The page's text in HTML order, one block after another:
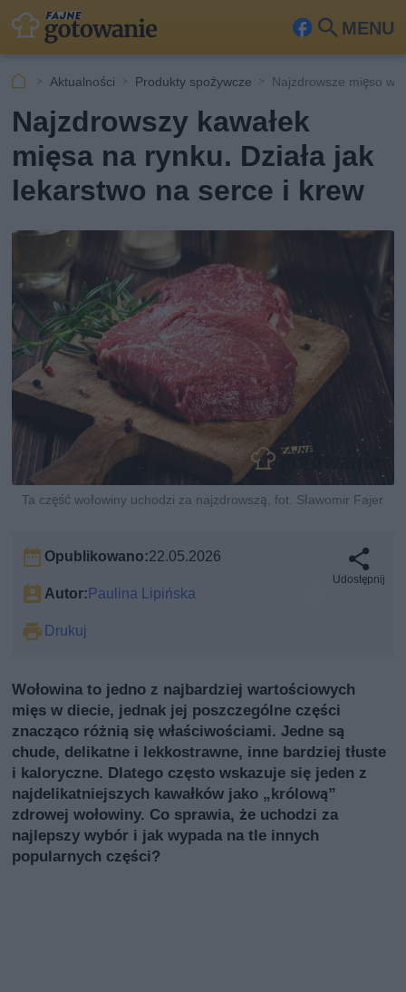
MENU
Fa
ook
Szu
Aktualności Produkty spożywcze Najzdrowsze mięso
Najzdrowszy kawałek
mięsa na rynku. Działa jak
lekarstwo na serce i krew
Ta część wołowiny uchodzi za najzdrowszą, fot. Sławomir Fajer
Opublikowano:22.05.2026
Autor:Paulina Lipińska
Drukuj
Udostępnij
Wołowina to jedno z najbardziej wartościowych
mięs w diecie, jednak jej poszczególne części
znacząco różnią się właściwościami. Jedne są
chude, delikatne i lekkostrawne, inne bardziej tłuste
i kaloryczne. Dlatego często wskazuje się jeden z
najdelikatniejszych kawałków jako „królową”
zdrowej wołowiny. Co sprawia, że uchodzi za
najlepszy wybór i jak wypada na tle innych
popularnych części?